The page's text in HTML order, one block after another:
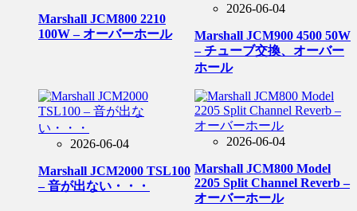
Marshall JCM800 2210
100W – オーバーホール
2026-06-04
Marshall JCM900 4500 50W
– チューブ交換、オーバー
ホール
2026-06-04
Marshall JCM2000 TSL100
– 音が出ない・・・
2026-06-04
Marshall JCM800 Model
2205 Split Channel Reverb –
オーバーホール